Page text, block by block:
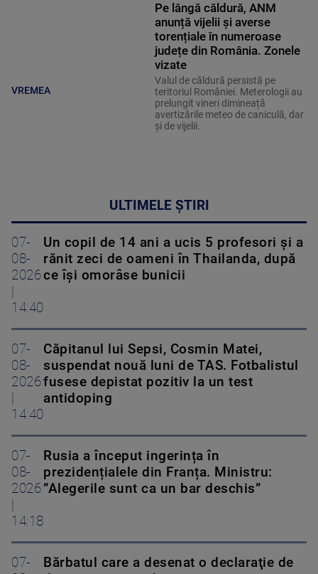
VREMEA
Pe lângă căldură, ANM
anunță vijelii și averse
torențiale în numeroase
județe din România. Zonele
vizate
Valul de căldură persistă pe
teritoriul României. Meterologii au
prelungit vineri dimineață
avertizările meteo de caniculă, dar
și de vijelii.
ULTIMELE ȘTIRI
07-
08-
2026
14:40
Un copil de 14 ani a ucis 5 profesori și a
rănit zeci de oameni în Thailanda, după
ce își omorâse bunicii
07-
08-
2026
14:40
Căpitanul lui Sepsi, Cosmin Matei,
suspendat nouă luni de TAS. Fotbalistul
fusese depistat pozitiv la un test
antidoping
07-
08-
2026
14:18
Rusia a început ingerința în
prezidențialele din Franța. Ministru:
”Alegerile sunt ca un bar deschis”
07-
Bărbatul care a desenat o declaraţie de